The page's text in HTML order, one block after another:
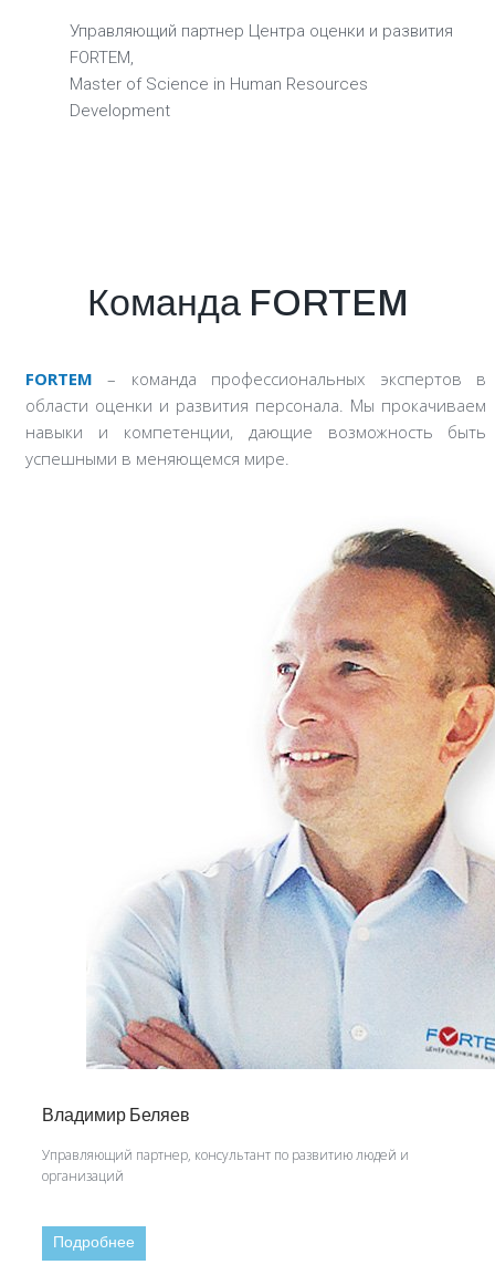
Управляющий партнер Центра оценки и развития
FORTEM,
Master of Science in Human Resources
Development
Команда FORTEM
FORTEM – команда профессиональных экспертов в
области оценки и развития персонала. Мы прокачиваем
навыки и компетенции, дающие возможность быть
успешными в меняющемся мире.
Владимир Беляев
Управляющий партнер, консультант по развитию людей и
организаций
Подробнее